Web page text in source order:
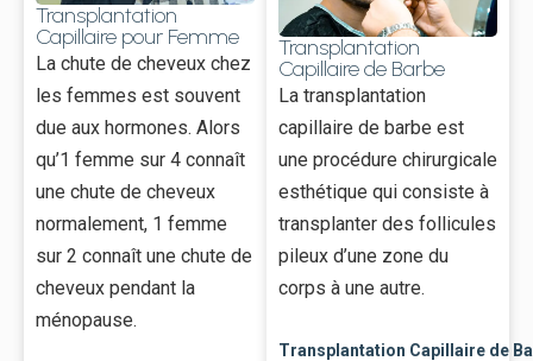
Transplantation
Capillaire pour Femme
La chute de cheveux chez
les femmes est souvent
due aux hormones. Alors
qu’1 femme sur 4 connaît
une chute de cheveux
normalement, 1 femme
sur 2 connaît une chute de
cheveux pendant la
ménopause.
Transplantation
Capillaire de Barbe
La transplantation
capillaire de barbe est
une procédure chirurgicale
esthétique qui consiste à
transplanter des follicules
pileux d’une zone du
corps à une autre.
Transplantation Capillaire de